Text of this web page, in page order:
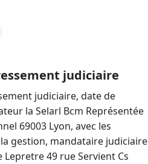
judiciaire
judiciaire, date de
la Selarl Bcm Représentée
69003 Lyon, avec les
gestion, mandataire judiciaire
Lepretre 49 rue Servient Cs